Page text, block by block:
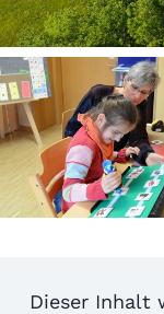
Dieser Inhalt